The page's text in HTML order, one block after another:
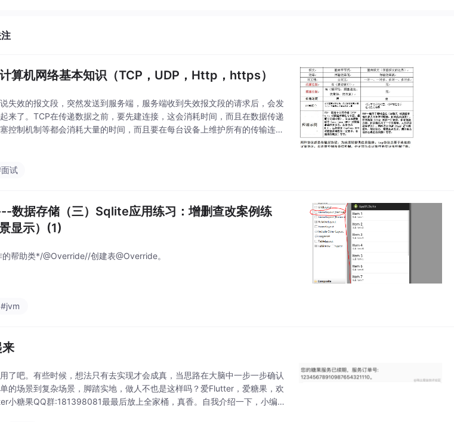
算机网络基本知识（TCP，UDP，Http，https）
失效的报文段，突然发送到服务端，服务端收到失效报文段的请求后，会发
来了。TCP在传递数据之前，要先建连接，这会消耗时间，而且在数据传递
控制机制等都会消耗大量的时间，而且要在每台设备上维护所有的传输连
试
据存储（三）Sqlite应用练习：增删查改案例练
显示）(1)
帮助类*/@Override//创建表@Override。
#jvm
了吧。有些时候，想法只有去实现才会成真，当思路在大脑中一步一步确认
的场景到复杂场景，脚踏实地，做人不也是这样吗？爱Flutter，爱糖果，欢
小糖果QQ群:181398081最最后放上全家桶，真香。自我介绍一下，小编1